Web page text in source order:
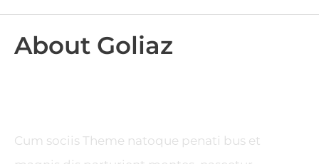
About Goliaz
Cum sociis Theme natoque penati bus et